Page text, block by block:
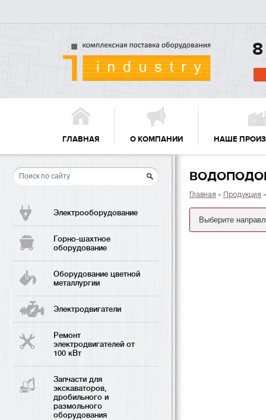
ГЛАВНАЯ О КОМПАНИИ НАШЕ
Электрооборудование
Горно-шахтное
оборудование
Оборудование цветной
металлургии
Электродвигатели
Ремонт
электродвигателей от
100 кВт
Запчасти для
экскаваторов,
дробильного и
размольного
оборудования
Главная » Продукция